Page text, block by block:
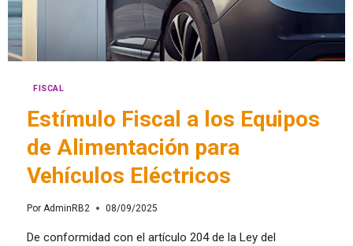
FISCAL
Estímulo Fiscal a los Equipos
de Alimentación para
Vehículos Eléctricos
Por AdminRB2 08/09/2025
De conformidad con el artículo 204 de la Ley del